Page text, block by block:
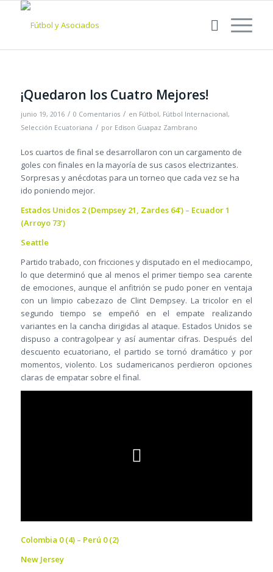
¡Quedaron los Cuatro Mejores!
junio 19, 2016 / 0 Comentarios / en Fútbol, Fútbol Internacional,
Selección Ecuatoriana / por Edison Guapaz Zambrano
Los cuartos de final se desarrollaron con un cargamento de
goles con finales en la mayoría de sus casos electrizantes.
Sorpresas y anécdotas para un torneo que cada vez se ha
ido poniendo mejor.
Estados Unidos 2 (Dempsey 21, Zardes 64’) – Ecuador 1
(Arroyo 73’)
Seattle
Partido trabado, con fricciones y disputado en el mediocampo,
lo que determinó que al menos el primer tiempo sea carente
de emociones, aunque el anfitrión se pudo poner en ventaja
con un limpio cabezazo de Clint Dempsey. La tricolor en el
segundo tiempo se empeñó en el empate realizando
variantes en la cancha dirigidas al ataque. Estados Unidos se
dispuso a contragolpear y así aumentar cifras. Después del
descuento ecuatoriano, el partido se tornó dramático y por
momentos, violento. Los sudamericanos perdieron opciones
claras de empatar sobre el final.
Colombia 0 (4) – Perú 0 (2)
New Jersey